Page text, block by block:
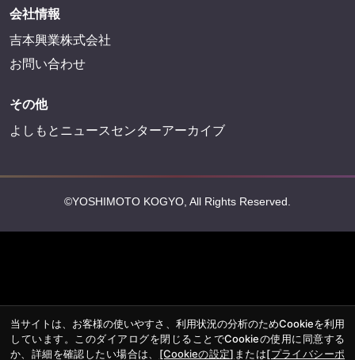
会社情報
吉本興業株式会社
お問い合わせ
その他
よしもとニュースセンターアーカイブ
©YOSHIMOTO KOGYO, All Rights Reserved.
当サイトは、お客様の使いやすさ、利用状況の分析のためCookieを利用
しています。このダイアログを閉じることでCookieの使用に同意する
か、詳細を確認したい場合は、 [Cookieの設定] または[プライバシーポ